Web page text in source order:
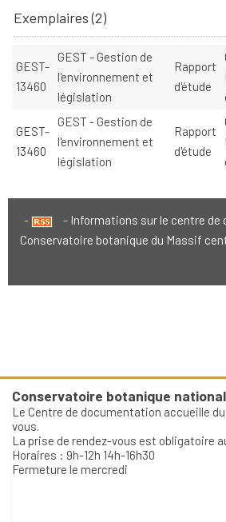
Exemplaires (2)
GEST-
13460
GEST - Gestion de
l'environnement et
législation
Rapport
d'étude
GEST-
13460
GEST - Gestion de
l'environnement et
législation
Rapport
d'étude
Informations sur le centre de
Conservatoire botanique du Massif
Conservatoire botanique
Le Centre de documentation accueille
vous.
La prise de rendez-vous est obligatoire
Horaires : 9h-12h 14h-16h30
Fermeture le mercredi